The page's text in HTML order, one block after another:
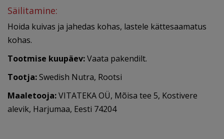
Säilitamine:
Hoida kuivas ja jahedas kohas, lastele kättesaamatus
kohas.
Tootmise kuupäev:Vaata pakendilt.
Tootja:Swedish Nutra, Rootsi
Maaletooja:VITATEKA OÜ, Mõisa tee 5, Kostivere
alevik, Harjumaa, Eesti 74204